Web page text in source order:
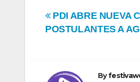
Navegación
PDI ABRE NUEVA
POSTULANTES A
By